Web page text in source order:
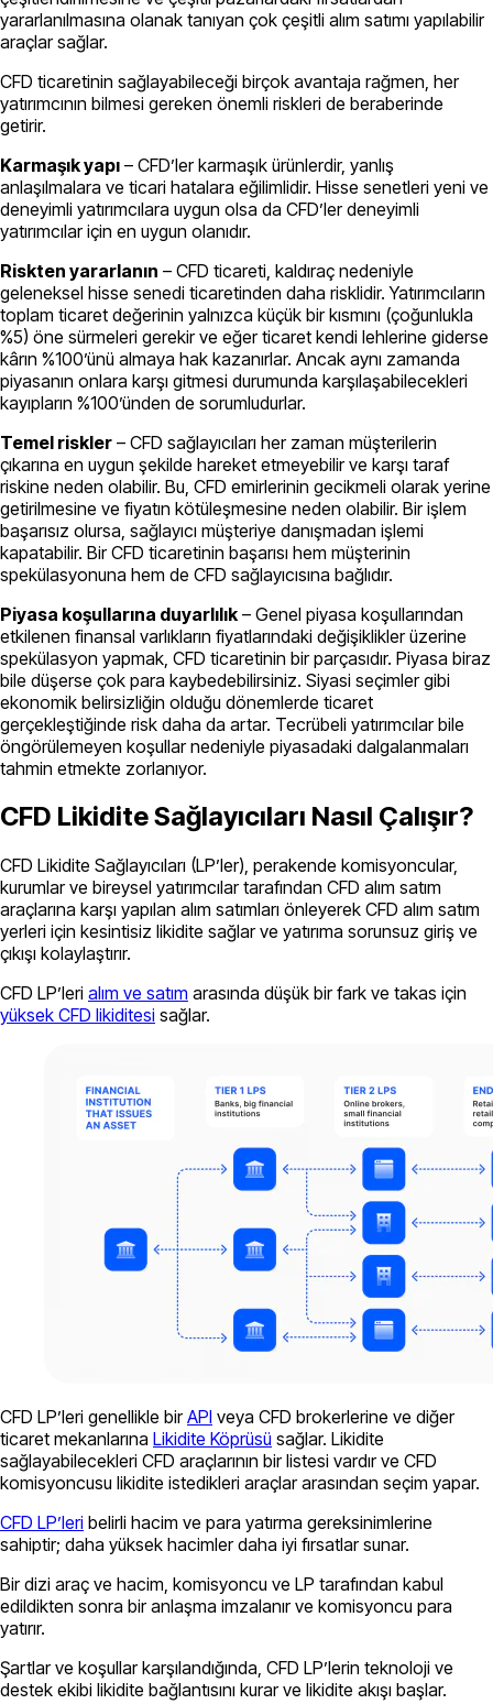
yararlanılmasına olanak tanıyan çok çeşitli alım satımı yapılabilir
araçlar sağlar.
CFD ticaretinin sağlayabileceği birçok avantaja rağmen, her
yatırımcının bilmesi gereken önemli riskleri de beraberinde
getirir.
Karmaşık yapı – CFD’ler karmaşık ürünlerdir, yanlış
anlaşılmalara ve ticari hatalara eğilimlidir. Hisse senetleri yeni ve
deneyimli yatırımcılara uygun olsa da CFD’ler deneyimli
yatırımcılar için en uygun olanıdır.
Riskten yararlanın – CFD ticareti, kaldıraç nedeniyle
geleneksel hisse senedi ticaretinden daha risklidir. Yatırımcıların
toplam ticaret değerinin yalnızca küçük bir kısmını (çoğunlukla
%5) öne sürmeleri gerekir ve eğer ticaret kendi lehlerine giderse
kârın %100’ünü almaya hak kazanırlar. Ancak aynı zamanda
piyasanın onlara karşı gitmesi durumunda karşılaşabilecekleri
kayıpların %100’ünden de sorumludurlar.
Temel riskler – CFD sağlayıcıları her zaman müşterilerin
çıkarına en uygun şekilde hareket etmeyebilir ve karşı taraf
riskine neden olabilir. Bu, CFD emirlerinin gecikmeli olarak yerine
getirilmesine ve fiyatın kötüleşmesine neden olabilir. Bir işlem
başarısız olursa, sağlayıcı müşteriye danışmadan işlemi
kapatabilir. Bir CFD ticaretinin başarısı hem müşterinin
spekülasyonuna hem de CFD sağlayıcısına bağlıdır.
Piyasa koşullarına duyarlılık – Genel piyasa koşullarından
etkilenen finansal varlıkların fiyatlarındaki değişiklikler üzerine
spekülasyon yapmak, CFD ticaretinin bir parçasıdır. Piyasa biraz
bile düşerse çok para kaybedebilirsiniz. Siyasi seçimler gibi
ekonomik belirsizliğin olduğu dönemlerde ticaret
gerçekleştiğinde risk daha da artar. Tecrübeli yatırımcılar bile
öngörülemeyen koşullar nedeniyle piyasadaki dalgalanmaları
tahmin etmekte zorlanıyor.
CFD Likidite Sağlayıcıları Nasıl Çalışır?
CFD Likidite Sağlayıcıları (LP’ler), perakende komisyoncular,
kurumlar ve bireysel yatırımcılar tarafından CFD alım satım
araçlarına karşı yapılan alım satımları önleyerek CFD alım satım
yerleri için kesintisiz likidite sağlar ve yatırıma sorunsuz giriş ve
çıkışı kolaylaştırır.
CFD LP’leri alım ve satım arasında düşük bir fark ve takas için
yüksek CFD likiditesi sağlar.
CFD LP’leri genellikle birAPI veya CFD brokerlerine ve diğer
ticaret mekanlarına Likidite Köprüsü sağlar. Likidite
sağlayabilecekleri CFD araçlarının bir listesi vardır ve CFD
komisyoncusu likidite istedikleri araçlar arasından seçim yapar.
CFD LP’leri belirli hacim ve para yatırma gereksinimlerine
sahiptir; daha yüksek hacimler daha iyi fırsatlar sunar.
Bir dizi araç ve hacim, komisyoncu ve LP tarafından kabul
edildikten sonra bir anlaşma imzalanır ve komisyoncu para
yatırır.
Şartlar ve koşullar karşılandığında, CFD LP’lerin teknoloji ve
destek ekibi likidite bağlantısını kurar ve likidite akışı başlar.